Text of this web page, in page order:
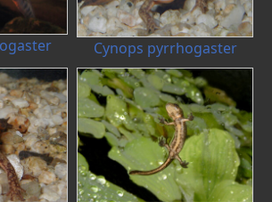
Cynops pyrrhogaster